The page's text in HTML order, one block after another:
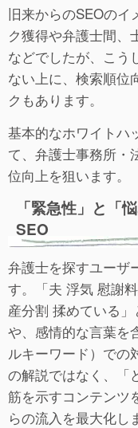
旧来からのSEOのイ
ク獲得や弁護士間、
などでしたが、こう
ない上に、検索順位
クもあります。
基本的なホワイトハ
て、弁護士事務所・
位向上を狙います。
「緊急性」と「
SEO
弁護士を探すユーザ
す。「夫 浮気 慰謝
産分割 揉めている
や、感情的な言葉を
ルキーワード）での
の解説ではなく、「
筋を示すコンテンツ
らの流入を最大化し